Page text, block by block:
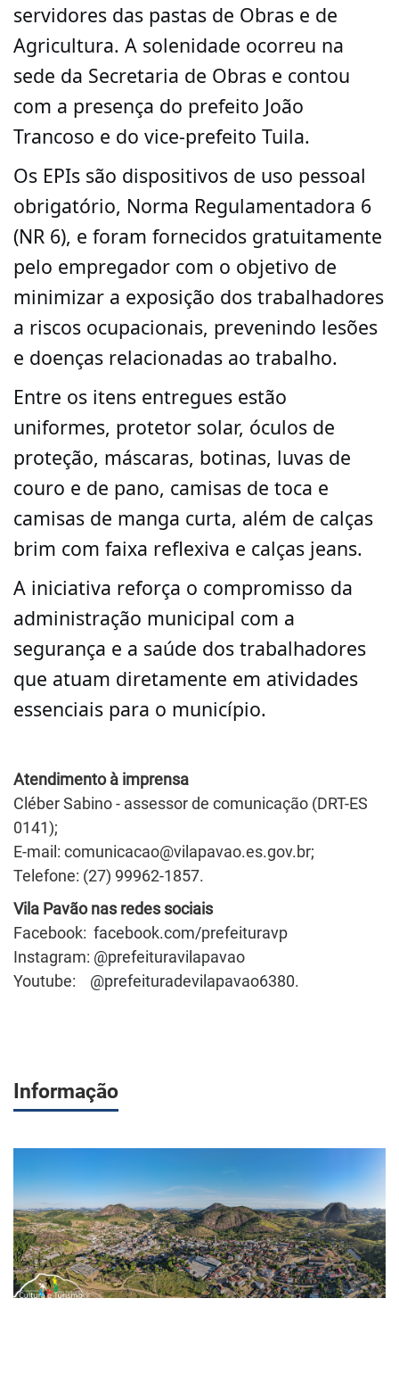
servidores das pastas de Obras e de
Agricultura. A solenidade ocorreu na
sede da Secretaria de Obras e contou
com a presença do prefeito João
Trancoso e do vice-prefeito Tuila.
Os EPIs são dispositivos de uso pessoal
obrigatório, Norma Regulamentadora 6
(NR 6), e foram fornecidos gratuitamente
pelo empregador com o objetivo de
minimizar a exposição dos trabalhadores
a riscos ocupacionais, prevenindo lesões
e doenças relacionadas ao trabalho.
Entre os itens entregues estão
uniformes, protetor solar, óculos de
proteção, máscaras, botinas, luvas de
couro e de pano, camisas de toca e
camisas de manga curta, além de calças
brim com faixa reflexiva e calças jeans.
A iniciativa reforça o compromisso da
administração municipal com a
segurança e a saúde dos trabalhadores
que atuam diretamente em atividades
essenciais para o município.
Atendimento à imprensa
Cléber Sabino - assessor de comunicação (DRT-ES
0141);
E-mail: comunicacao@vilapavao.es.gov.br;
Telefone: (27) 99962-1857.
Vila Pavão nas redes sociais
Facebook: facebook.com/prefeituravp
Instagram: @prefeituravilapavao
Youtube:
@prefeituradevilapavao6380.
Informação